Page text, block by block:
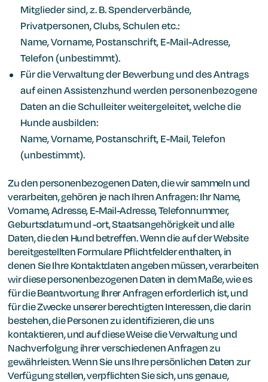
Mitglieder sind, z. B. Spenderverbände,
Privatpersonen, Clubs, Schulen etc.:
Name, Vorname, Postanschrift, E-Mail-Adresse,
Telefon (unbestimmt).
Für die Verwaltung der Bewerbung und des Antrags
auf einen Assistenzhund werden personenbezogene
Daten an die Schulleiter weitergeleitet, welche die
Hunde ausbilden:
Name, Vorname, Postanschrift, E-Mail, Telefon
(unbestimmt).
Zu den personenbezogenen Daten, die wir sammeln und
verarbeiten, gehören je nach Ihren Anfragen: Ihr Name,
Vorname, Adresse, E-Mail-Adresse, Telefonnummer,
Geburtsdatum und -ort, Staatsangehörigkeit und alle
Daten, die den Hund betreffen. Wenn die auf der Website
bereitgestellten Formulare Pflichtfelder enthalten, in
denen Sie Ihre Kontaktdaten angeben müssen, verarbeiten
wir diese personenbezogenen Daten in dem Maße, wie es
für die Beantwortung Ihrer Anfragen erforderlich ist, und
für die Zwecke unserer berechtigten Interessen, die darin
bestehen, die Personen zu identifizieren, die uns
kontaktieren, und auf diese Weise die Verwaltung und
Nachverfolgung ihrer verschiedenen Anfragen zu
gewährleisten. Wenn Sie uns Ihre persönlichen Daten zur
Verfügung stellen, verpflichten Sie sich, uns genaue,